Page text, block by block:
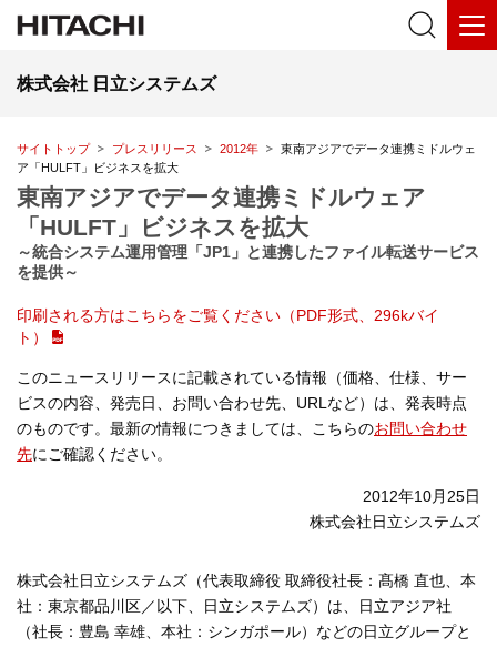
株式会社 日立システムズ
サイトトップ プレスリリース 2012年
東南アジアでデータ連携ミドルウェ
ア「HULFT」ビジネスを拡大
東南アジアでデータ連携ミドルウェア
「HULFT」ビジネスを拡大
～統合システム運用管理「JP1」と連携したファイル転送サービス
を提供～
印刷される方はこちらをご覧ください（PDF形式、296kバイ
ト）
このニュースリリースに記載されている情報（価格、仕様、サー
ビスの内容、発売日、お問い合わせ先、URLなど）は、発表時点
のものです。最新の情報につきましては、こちらのお問い合わせ
先にご確認ください。
2012年10月25日
株式会社日立システムズ
株式会社日立システムズ（代表取締役 取締役社長：髙橋 直也、本
社：東京都品川区／以下、日立システムズ）は、日立アジア社
（社長：豊島 幸雄、本社：シンガポール）などの日立グループと